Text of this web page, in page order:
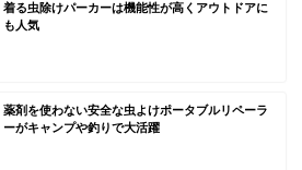
着る虫除けパーカーは機能性が高くアウトドアに
も人気
薬剤を使わない安全な虫よけポータブルリペーラ
ーがキャンプや釣りで大活躍